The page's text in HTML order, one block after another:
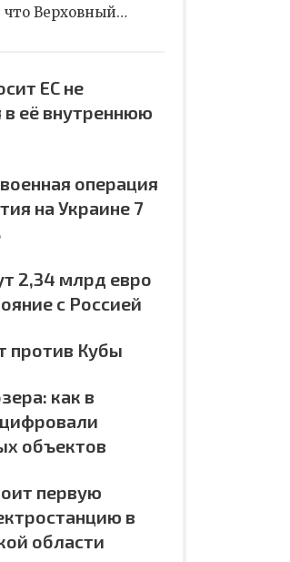
что Верховный…
ЕС не
её внутреннюю
операция
на Украине 7
2,34 млрд евро
с Россией
против Кубы
как в
объектов
первую
в
области